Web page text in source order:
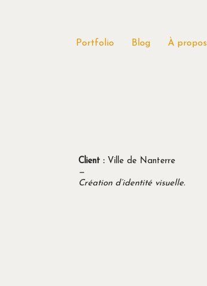
Portfolio Blog À propos
Client : Ville de Nanterre
—
Création d’identité visuelle.